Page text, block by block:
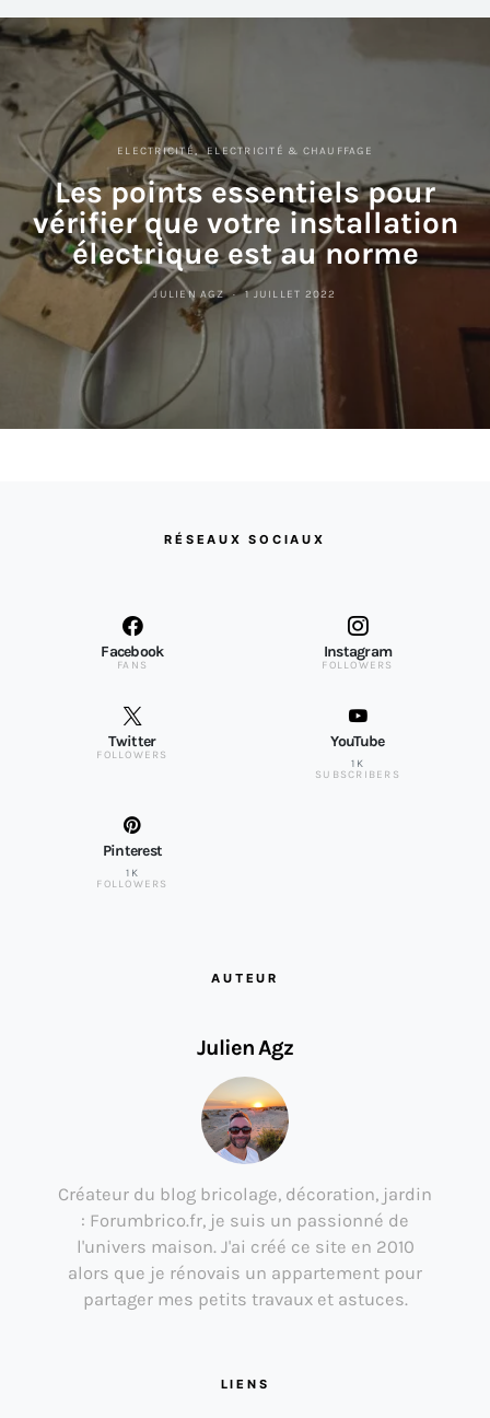
ELECTRICITÉ ELECTRICITÉ & CHAUFFAGE
Les points essentiels pour
vérifier que votre installation
électrique est au norme
JULIEN AGZ 1 JUILLET 2022
RÉSEAUX SOCIAUX
Facebook
FANS
Instagram
FOLLOWERS
Twitter
FOLLOWERS
YouTube
1K
SUBSCRIBERS
Pinterest
1K
FOLLOWERS
AUTEUR
Julien Agz
Créateur du blog bricolage, décoration, jardin
: Forumbrico.fr, je suis un passionné de
l'univers maison. J'ai créé ce site en 2010
alors que je rénovais un appartement pour
partager mes petits travaux et astuces.
LIENS